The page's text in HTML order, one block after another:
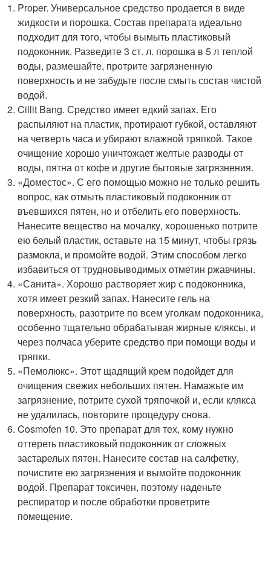
Proper. Универсальное средство продается в виде
жидкости и порошка. Состав препарата идеально
подходит для того, чтобы вымыть пластиковый
подоконник. Разведите 3 ст. л. порошка в 5 л теплой
воды, размешайте, протрите загрязненную
поверхность и не забудьте после смыть состав чистой
водой.
Cillit Bang. Средство имеет едкий запах. Его
распыляют на пластик, протирают губкой, оставляют
на четверть часа и убирают влажной тряпкой. Такое
очищение хорошо уничтожает желтые разводы от
воды, пятна от кофе и другие бытовые загрязнения.
«Доместос». С его помощью можно не только решить
вопрос, как отмыть пластиковый подоконник от
въевшихся пятен, но и отбелить его поверхность.
Нанесите вещество на мочалку, хорошенько потрите
ею белый пластик, оставьте на 15 минут, чтобы грязь
размокла, и промойте водой. Этим способом легко
избавиться от трудновыводимых отметин ржавчины.
«Санита». Хорошо растворяет жир с подоконника,
хотя имеет резкий запах. Нанесите гель на
поверхность, разотрите по всем уголкам подоконника,
особенно тщательно обрабатывая жирные кляксы, и
через полчаса уберите средство при помощи воды и
тряпки.
«Пемолюкс». Этот щадящий крем подойдет для
очищения свежих небольших пятен. Намажьте им
загрязнение, потрите сухой тряпочкой и, если клякса
не удалилась, повторите процедуру снова.
Cosmofen 10. Это препарат для тех, кому нужно
оттереть пластиковый подоконник от сложных
застарелых пятен. Нанесите состав на салфетку,
почистите ею загрязнения и вымойте подоконник
водой. Препарат токсичен, поэтому наденьте
респиратор и после обработки проветрите
помещение.